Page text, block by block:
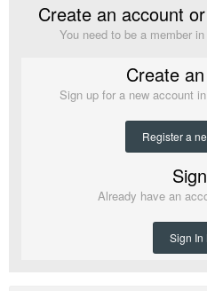
Create an account
You need to be a member
Create
Sign up for a new account
Register a
Already have an
Sign In